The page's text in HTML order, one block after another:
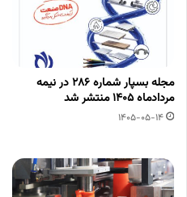
مجله بسپار شماره 286 در نیمه
مردادماه 1405 منتشر شد
1405-05-14